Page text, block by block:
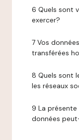
6 Quels sont
exercer?
7 Vos
transférées
8 Quels sont
les réseaux
9 La
données